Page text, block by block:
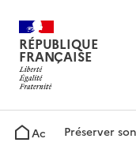
RÉPUBLIQUE
FRANÇAISE
AccueilPréserver